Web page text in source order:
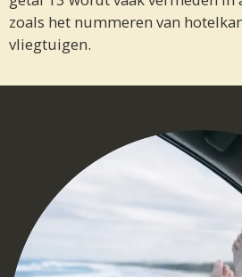
zoals het nummeren van
vliegtuigen.